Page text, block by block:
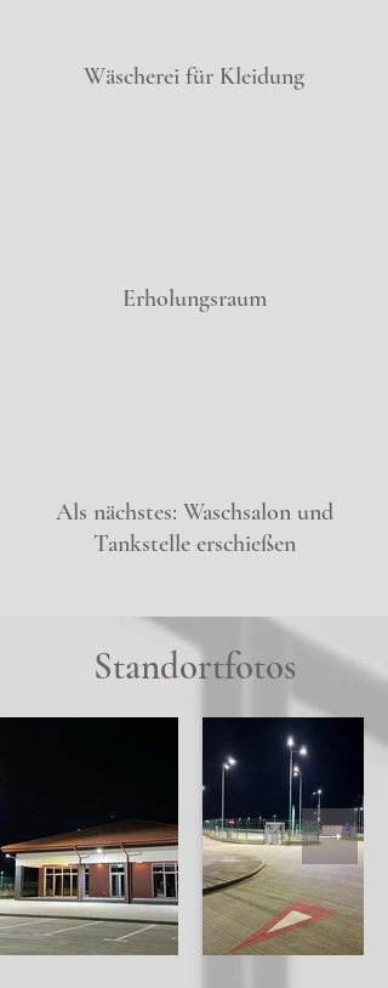
Wäscherei für Kleidung
Erholungsraum
Als nächstes: Waschsalon und
Tankstelle erschießen
Standortfotos